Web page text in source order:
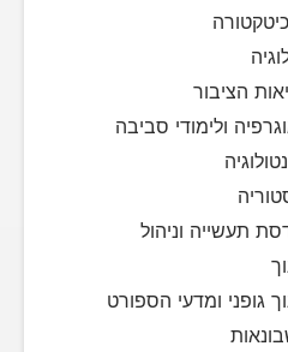
הציבור
ולימודי סביבה
תעשייה וניהול
גופני ומדעי הספורט